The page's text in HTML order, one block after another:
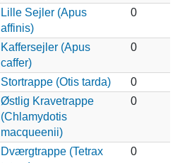
Lille Sejler (Apus
affinis)
0
Kaffersejler (Apus
caffer)
0
Stortrappe (Otis tarda)
0
Østlig Kravetrappe
(Chlamydotis
macqueenii)
0
Dværgtrappe (Tetrax
0